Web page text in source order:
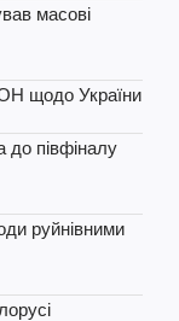
масові
щодо України
до півфіналу
руйнівними